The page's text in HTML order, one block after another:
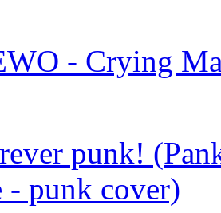
- Crying
punk!
punk cover)